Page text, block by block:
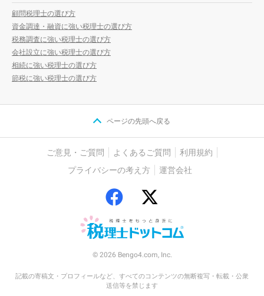
顧問税理士の選び方
資金調達・融資に強い税理士の選び方
税務調査に強い税理士の選び方
会社設立に強い税理士の選び方
相続に強い税理士の選び方
節税に強い税理士の選び方
ページの先頭へ戻る
ご意見・ご質問 よくあるご質問
利用規約
プライバシーの考え方
運営会社
© 2026 Bengo4.com, Inc.
記載の寄稿文・プロフィールなど、すべてのコンテンツの無断複写・転載・公衆
送信等を禁じます